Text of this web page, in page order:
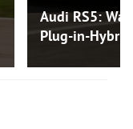
Audi RS5:
Plug-in-